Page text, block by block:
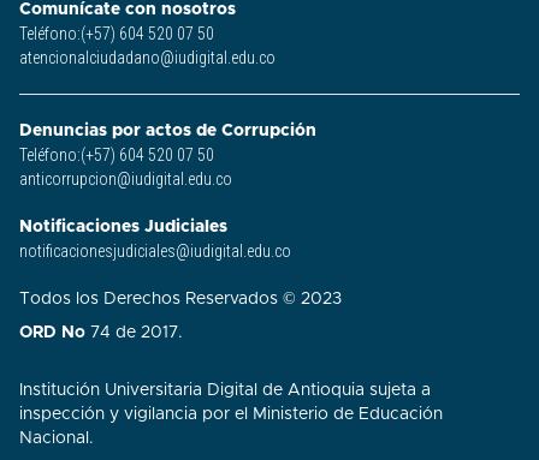
Comunícate con nosotros
Teléfono:(+57) 604 520 07 50
atencionalciudadano@iudigital.edu.co
Denuncias por actos de Corrupción
Teléfono:(+57) 604 520 07 50
anticorrupcion@iudigital.edu.co
Notificaciones Judiciales
notificacionesjudiciales@iudigital.edu.co
Todos los Derechos Reservados © 2023
ORD No 74 de 2017.
Institución Universitaria Digital de Antioquia sujeta a
inspección y vigilancia por el Ministerio de Educación
Nacional.